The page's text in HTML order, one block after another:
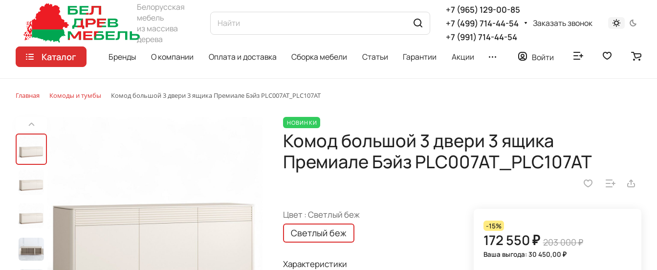
Белорусская
мебель
из массива
дерева
+7 (965) 129-00-85
+7 (499) 714-44-54
+7 (991) 714-44-54
Заказать звонок
Каталог Бренды О компании Оплата и доставка Сборка мебели Статьи Гарантии Акции Войти
Главная Комоды и тумбы Комод большой 3 двери 3 ящика Премиале Бэйз PLC007AT_PLC107AT
НОВИНКИ
Комод большой 3 двери 3 ящика
Премиале Бэйз PLC007AT_PLC107AT
Цвет :Светлый беж
Светлый беж
Характеристики
-15%
172 550 ₽ 203 000 ₽
Ваша выгода: 30 450,00 ₽